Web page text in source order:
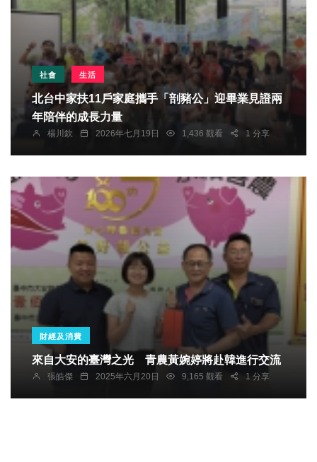
社會 生活
北台中家扶11戶家庭攜手「剖豬公」迎畢業見證兩
年陪伴的成長力量
楊川欽 2026年七月19日 1,436 觀看 1 分享
財經及消費
來自大安的臺灣之光 青農黃婉婷將赴韓進行交流
張皓傑 2025年六月20日 9,165 觀看 1 分享